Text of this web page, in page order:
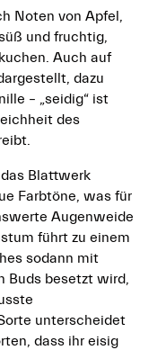
Noten von Apfel,
und fruchtig,
Auch auf
dazu
– „seidig“ ist
des
Blattwerk
Farbtöne, was für
Augenweide
führt zu einem
sodann mit
Buds besetzt wird,
unterscheidet
dass ihr eisig